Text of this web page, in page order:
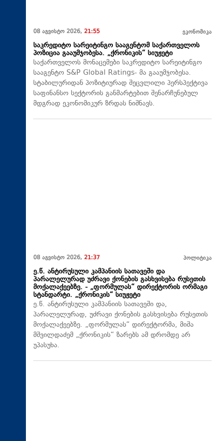
08 აგვისტო 2026, 21:55 ეკონომიკა
საკრედიტო სარეიტინგო სააგენტომ საქართველოს
პოზიცია გააუმჯობესა. „ქრონიკის“ სიუჟეტი
საქართველოს მონაცემები საკრედიტო სარეიტინგო
სააგენტო S&P Global Ratings- მა გააუმჯობესა.
სტაბილურიდან პოზიტიურად შეცვლილი პერსპექტივა
საფინანსო სექტორის განმარტებით შენარჩუნებულ
მდგრად ეკონომიკურ ზრდას ნიშნავს.
08 აგვისტო 2026, 21:37 პოლიტიკა
ე.წ. ანტირუსული კამპანიის სათავეში და
პარალელურად უძრავი ქონების გასხვისება რუსეთის
მოქალაქეებზე. - „ფორმულას“ დირექტორის ორმაგი
სტანდარტი. „ქრონიკის“ სიუჟეტი
ე.წ. ანტირუსული კამპანიის სათავეში და,
პარალელურად, უძრავი ქონების გასხვისება რუსეთის
მოქალაქეებზე. „ფორმულას“ დირექტორმა, მიშა
მშვილდაძემ „ქრონიკის“ ზარებს ამ დრომდე არ
უპასუხა.